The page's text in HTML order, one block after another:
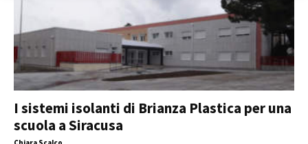
I sistemi isolanti di Brianza Plastica per una
scuola a Siracusa